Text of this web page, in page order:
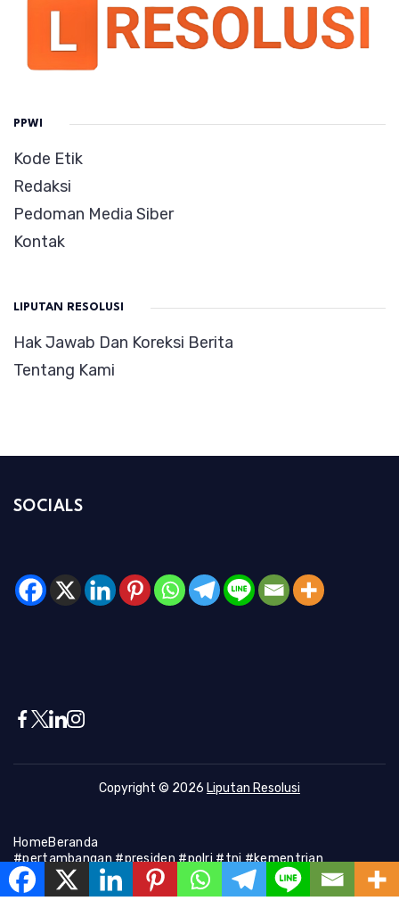
PPWI
Kode Etik
Redaksi
Pedoman Media Siber
Kontak
LIPUTAN RESOLUSI
Hak Jawab Dan Koreksi Berita
Tentang Kami
SOCIALS
Copyright © 2026 Liputan Resolusi
HomeBeranda
#pertambangan #presiden #polri #tni #kementrian
#presiden #Kapolri #indonesia